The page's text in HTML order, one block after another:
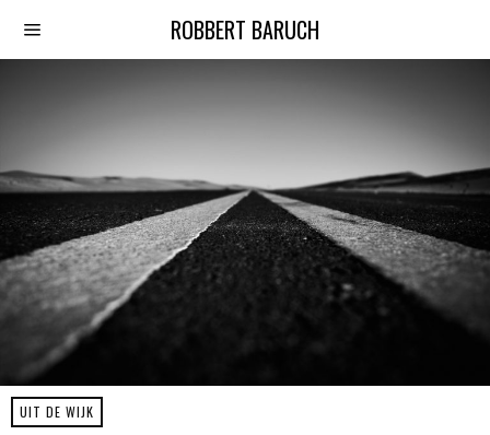
ROBBERT BARUCH
UIT DE WIJK